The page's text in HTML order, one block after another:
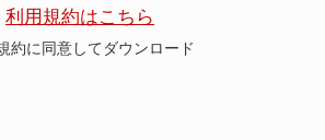
利用規約はこちら
約に同意してダウンロード